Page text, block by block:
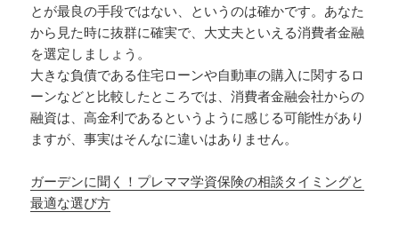
とが最良の手段ではない、というのは確かです。あなた
から見た時に抜群に確実で、大丈夫といえる消費者金融
を選定しましょう。
大きな負債である住宅ローンや自動車の購入に関するロ
ーンなどと比較したところでは、消費者金融会社からの
融資は、高金利であるというように感じる可能性があり
ますが、事実はそんなに違いはありません。
ガーデンに聞く！プレママ学資保険の相談タイミングと
最適な選び方